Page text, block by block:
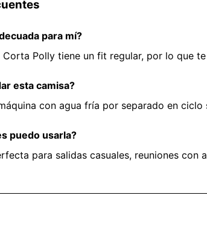
para mí?
Corta Polly tiene un fit regular, por lo que
esta camisa?
con agua fría por separado en
puedo usarla?
para salidas casuales, reuniones